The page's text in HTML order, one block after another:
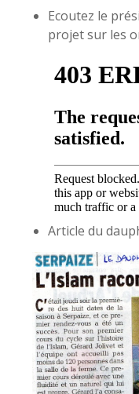
Ecoutez le
projet sur les
Article du